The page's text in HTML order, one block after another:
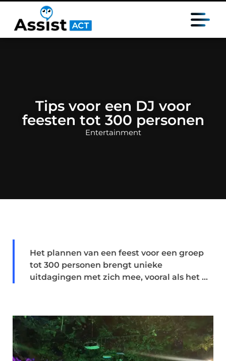
Tips voor een DJ voor
feesten tot 300 personen
Entertainment
Het plannen van een feest voor een groep
tot 300 personen brengt unieke
uitdagingen met zich mee, vooral als het ...